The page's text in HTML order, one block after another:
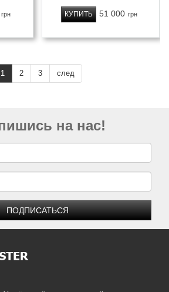
грн 51 000 грн
КУПИТЬ
1 2 3 след
на нас!
ПОДПИСАТЬСЯ